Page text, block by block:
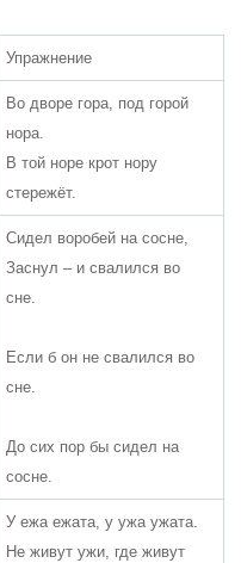
Упражнение
Во дворе гора, под горой
нора.
В той норе крот нору
стережёт.
Сидел воробей на сосне,
Заснул – и свалился во
сне.
Если б он не свалился во
сне.
До сих пор бы сидел на
сосне.
У ежа ежата, у ужа ужата.
Не живут ужи, где живут